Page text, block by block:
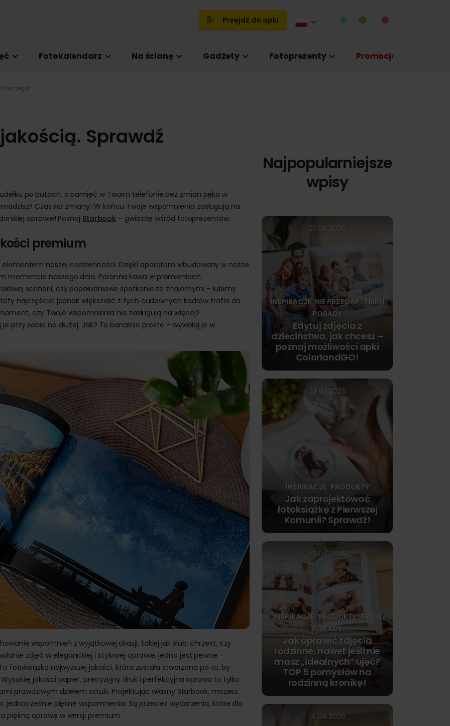
Przejdź do apki
Fotokalendarz Na ścianę Gadżety Fotoprezenty Promocje
dlaczego!
Sprawdź
po butach, a pamięć w Twoim telefonie bez zmian pęka w
Czas na zmiany! W końcu Twoje wspomnienia zasługują na
oprawie! Poznaj Starbook – gwiazdę wśród fotoprezentów.
premium
naszej codzienności. Dzięki aparatom wbudowany w nasze
momencie naszego dnia. Poranna kawa w promieniach
scenerii, czy popołudniowe spotkanie ze znajomymi - lubimy
najczęściej jednak większość z tych cudownych kadrów trafia do
czy Twoje wspomnienia nie zasługują na więcej?
przy sobie na dłużej. Jak? To banalnie proste – wywołaj je w
wspomnień z wyjątkowej okazji, takiej jak ślub, chrzest, czy
zdjęć w eleganckiej i stylowej oprawie, jedno jest pewne –
fotoksiążka najwyższej jakości, która została stworzona po to, by
jakości papier, precyzyjny druk i perfekcyjna oprawa to tylko
prawdziwym dziełem sztuki. Projektując własny Starbook, możesz
piękne wspomnienia. Są przecież wydarzenia, które dla
piękną oprawę w wersji premium.
Najpopularniejsze
wpisy
25.06.2026
INSPIRACJE, NIE PRZEGAP TRIKI I
PORADY
Edytuj zdjęcia z
dzieciństwa, jak chcesz –
poznaj możliwości apki
ColorlandGO!
29.05.2026
INSPIRACJE, PRODUKTY
Jak zaprojektować
fotoksiążkę z Pierwszej
Komunii? Sprawdź!
29.04.2026
INSPIRACJE ,PRODUKTY,TRIKI I
PORADY
Jak oprawić zdjęcia
rodzinne, nawet jeśli nie
masz „idealnych” ujęć?
TOP 5 pomysłów na
rodzinną kronikę!
14.04.2026